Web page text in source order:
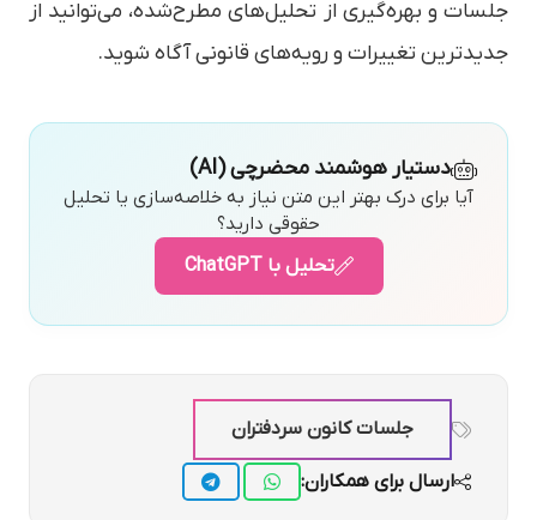
جلسات و بهره‌گیری از تحلیل‌های مطرح‌شده، می‌توانید از
جدیدترین تغییرات و رویه‌های قانونی آگاه شوید.
دستیار هوشمند محضرچی (AI)
آیا برای درک بهتر این متن نیاز به خلاصه‌سازی یا تحلیل
حقوقی دارید؟
تحلیل با ChatGPT
جلسات کانون سردفتران
ارسال برای همکاران: